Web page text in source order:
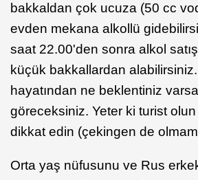
bakkaldan çok ucuza (50 cc
evden mekana alkollü
saat 22.00'den sonra alkol
küçük bakkallardan
hayatından ne beklentiniz
göreceksiniz. Yeter ki turist
dikkat edin (çekingen de
Orta yaş nüfusunu ve Rus